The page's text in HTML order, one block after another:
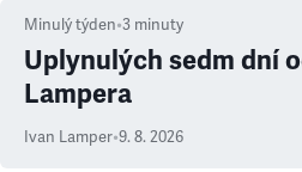
Minulý týden•3 minuty
Uplynulých sedm dní
Lampera
Ivan Lamper•9. 8. 2026